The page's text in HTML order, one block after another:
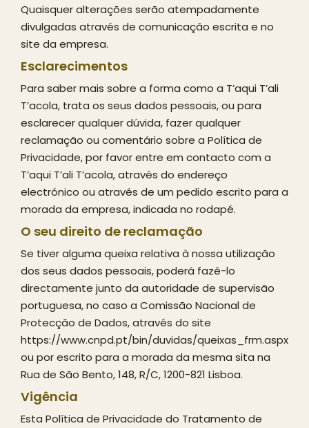
Quaisquer alterações serão atempadamente
divulgadas através de comunicação escrita e no
site da empresa.
Esclarecimentos
Para saber mais sobre a forma como a T’aqui T’ali
T’acola, trata os seus dados pessoais, ou para
esclarecer qualquer dúvida, fazer qualquer
reclamação ou comentário sobre a Política de
Privacidade, por favor entre em contacto com a
T’aqui T’ali T’acola, através do endereço
electrónico ou através de um pedido escrito para a
morada da empresa, indicada no rodapé.
O seu direito de reclamação
Se tiver alguma queixa relativa à nossa utilização
dos seus dados pessoais, poderá fazê-lo
directamente junto da autoridade de supervisão
portuguesa, no caso a Comissão Nacional de
Protecção de Dados, através do site
https://www.cnpd.pt/bin/duvidas/queixas_frm.aspx
ou por escrito para a morada da mesma sita na
Rua de São Bento, 148, R/C, 1200-821 Lisboa.
Vigência
Esta Política de Privacidade do Tratamento de